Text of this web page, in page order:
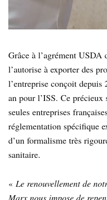
Grâce à l’agrément
l’autorise à exporter des
l’entreprise conçoit
an pour l’ISS. Ce précieux
seules entreprises
réglementation spécifique
d’un formalisme très
sanitaire.
« Le renouvellement de
Marx nous impose de